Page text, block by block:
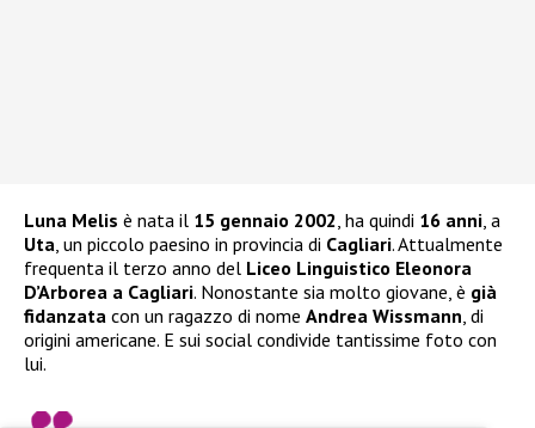
Luna Melis è nata il 15 gennaio 2002 , ha quindi 16 anni , a
Uta , un piccolo paesino in provincia di Cagliari. Attualmente
frequenta il terzo anno del Liceo Linguistico Eleonora
D’Arborea a Cagliari. Nonostante sia molto giovane, è già
fidanzata con un ragazzo di nome Andrea Wissmann , di
origini americane. E sui social condivide tantissime foto con
lui.